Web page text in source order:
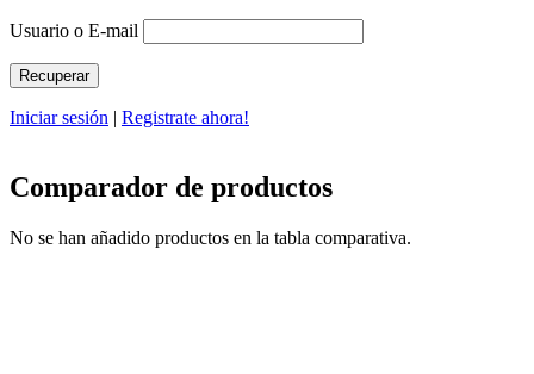
Usuario o E-mail
Iniciar sesión | Registrate ahora!